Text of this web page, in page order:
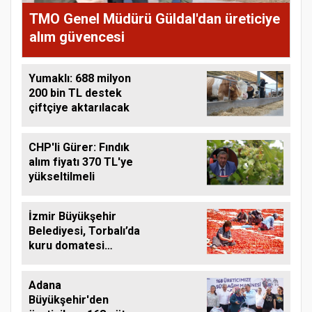
TMO Genel Müdürü Güldal'dan üreticiye
alım güvencesi
Yumaklı: 688 milyon
200 bin TL destek
çiftçiye aktarılacak
CHP'li Gürer: Fındık
alım fiyatı 370 TL'ye
yükseltilmeli
İzmir Büyükşehir
Belediyesi, Torbalı’da
kuru domatesi
Adana
Büyükşehir'den